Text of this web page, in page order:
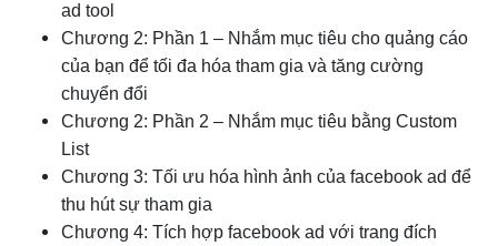
ad tool
Chương 2: Phần 1 – Nhắm mục tiêu cho quảng cáo
của bạn để tối đa hóa tham gia và tăng cường
chuyển đổi
Chương 2: Phần 2 – Nhắm mục tiêu bằng Custom
List
Chương 3: Tối ưu hóa hình ảnh của facebook ad để
thu hút sự tham gia
Chương 4: Tích hợp facebook ad với trang đích